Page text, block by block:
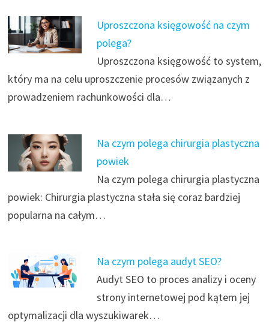
Uproszczona księgowość na czym
polega?
Uproszczona księgowość to system,
który ma na celu uproszczenie procesów związanych z
prowadzeniem rachunkowości dla…
Na czym polega chirurgia plastyczna
powiek
Na czym polega chirurgia plastyczna
powiek: Chirurgia plastyczna stała się coraz bardziej
popularna na całym…
Na czym polega audyt SEO?
Audyt SEO to proces analizy i oceny
strony internetowej pod kątem jej
optymalizacji dla wyszukiwarek…